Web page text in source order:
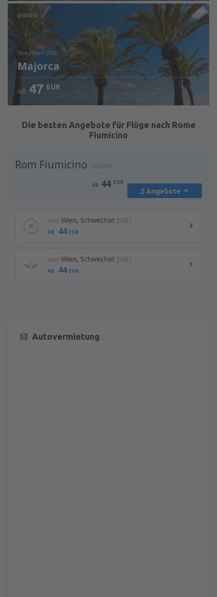
Prüfe die Einzelheiten
SPANIEN
von: Wien (VIE)
Majorca
Prüfe die Einzelheiten
AB 47 EUR
Die besten Angebote für Flüge nach Rome
Fiumicino
Rom Fiumicino Italien
AB 44 EUR
2 Angebote
von Wien, Schwechat (VIE)
AB 44 EUR
von Wien, Schwechat (VIE)
AB 44 EUR
Autovermietung